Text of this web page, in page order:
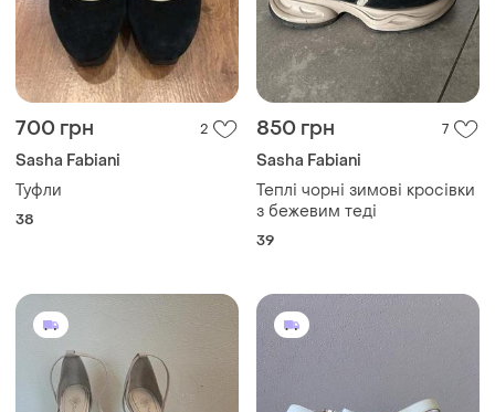
700 грн 2
Sasha Fabiani
Туфли
38
850 грн 7
Sasha Fabiani
Теплі чорні зимові кросівки
з бежевим теді
39